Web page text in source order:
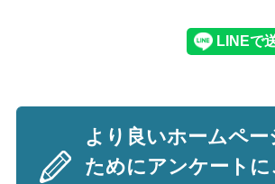
より良いホームペー
ためにアンケートに